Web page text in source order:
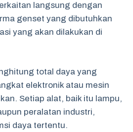
langsung dengan
genset yang dibutuhkan
yang akan dilakukan di
total daya yang
elektronik atau mesin
Setiap alat, baik itu lampu,
peralatan industri,
daya tertentu.